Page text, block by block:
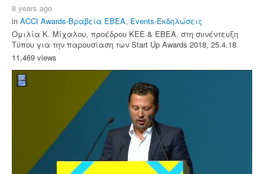
8 years ago
in ACCI Awards-Βραβεία ΕΒΕΑ, Events-Εκδηλώσεις
Ομιλία Κ. Μίχαλου, προέδρου ΚΕΕ & ΕΒΕΑ, στη συνέντευξη
Τύπου για την παρουσίαση των Start Up Awards 2018, 25.4.18
11,469 views